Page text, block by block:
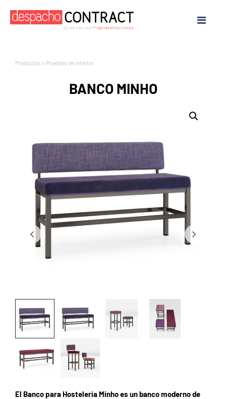
Productos > Muebles de Interior
BANCO MINHO
El Banco para Hostelería Minho es un banco moderno de